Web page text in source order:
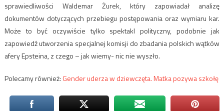
sprawiedliwości Waldemar Żurek, który zapowiadał analizę
dokumentów dotyczących przebiegu postępowania oraz wymiaru kar.
Może to być oczywiście tylko spektakl polityczny, podobnie jak
zapowiedź utworzenia specjalnej komisji do zbadania polskich wątków
afery Epsteina, z czego – jak wiemy- nic nie wyszło.
Polecamy również: Gender uderza w dziewczęta. Matka pozywa szkołę